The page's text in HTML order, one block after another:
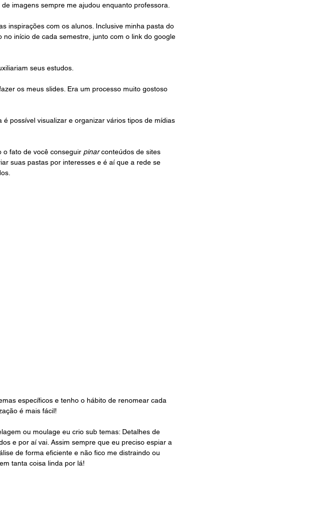
imagens sempre me ajudou enquanto professora.
inspirações com os alunos. Inclusive minha pasta do
início de cada semestre, junto com o link do google
seus estudos.
os meus slides. Era um processo muito gostoso
possível visualizar e organizar vários tipos de mídias
o fato de você conseguir pinar conteúdos de sites
suas pastas por interesses e é aí que a rede se
específicos e tenho o hábito de renomear cada
é mais fácil!
ou moulage eu crio sub temas: Detalhes de
e por aí vai. Assim sempre que eu preciso espiar a
de forma eficiente e não fico me distraindo ou
tanta coisa linda por lá!